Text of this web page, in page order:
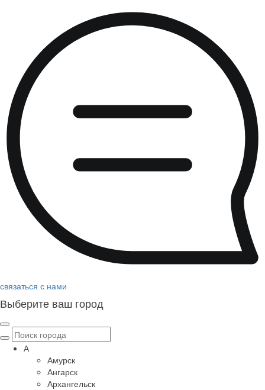
связаться с нами
Выберите ваш город
А
Амурск
Ангарск
Архангельск